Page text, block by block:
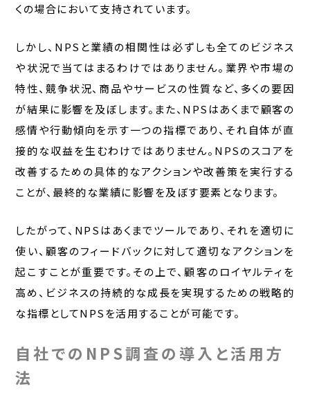
くの場合において支持されています。
しかし、NPSと業績の相関性は必ずしも全てのビジネス
や状況で当てはまるわけではありません。業界や市場の
特性、競争状況、商品やサービスの性質など、多くの要因
が結果に影響を及ぼします。また、NPSはあくまで顧客の
感情や行動傾向を示す一つの指標であり、それ自体が直
接的な収益を生むわけではありません。NPSのスコアを
改善するための具体的なアクションや改善策を実行する
ことが、最終的な業績に影響を及ぼす要素となります。
したがって、NPSはあくまでツールであり、それを適切に
使い、顧客のフィードバックに対して適切なアクションを
起こすことが重要です。その上で、顧客のロイヤルティを
高め、ビジネスの持続的な成長を実現するための戦略的
な指標としてNPSを活用することが可能です。
自社でのNPS調査の導入と活用方
法